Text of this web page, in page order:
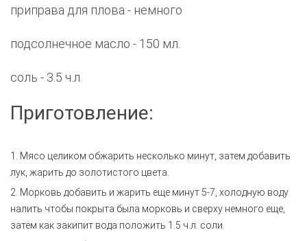
приправа для плова - немного
подсолнечное масло - 150 мл.
соль - 3.5 ч.л.
Приготовление:
1. Мясо целиком обжарить несколько минут, затем добавить
лук, жарить до золотистого цвета.
2. Морковь добавить и жарить еще минут 5-7, холодную воду
налить чтобы покрыта была морковь и сверху немного еще,
затем как закипит вода положить 1.5 ч.л. соли.